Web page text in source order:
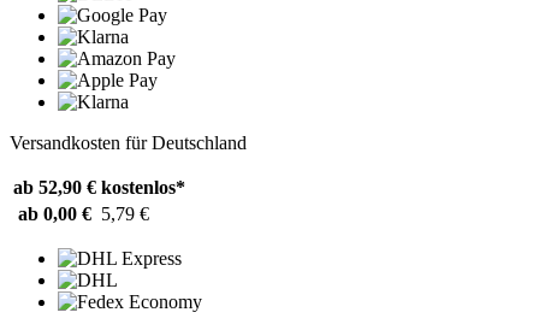
Versandkosten für Deutschland
ab 52,90 € kostenlos*
ab 0,00 € 5,79 €